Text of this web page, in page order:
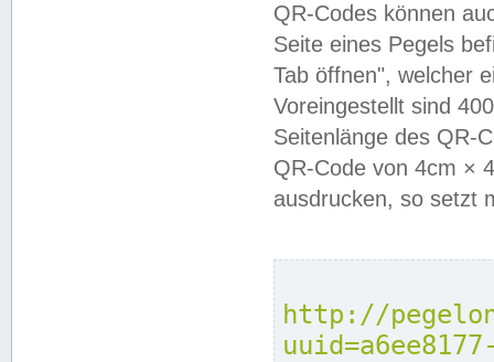
QR-Codes können
Seite eines Pegels
Tab öffnen", welcher
Voreingestellt sind
Seitenlänge des QR-
QR-Code von 4cm ×
ausdrucken, so setzt
http://